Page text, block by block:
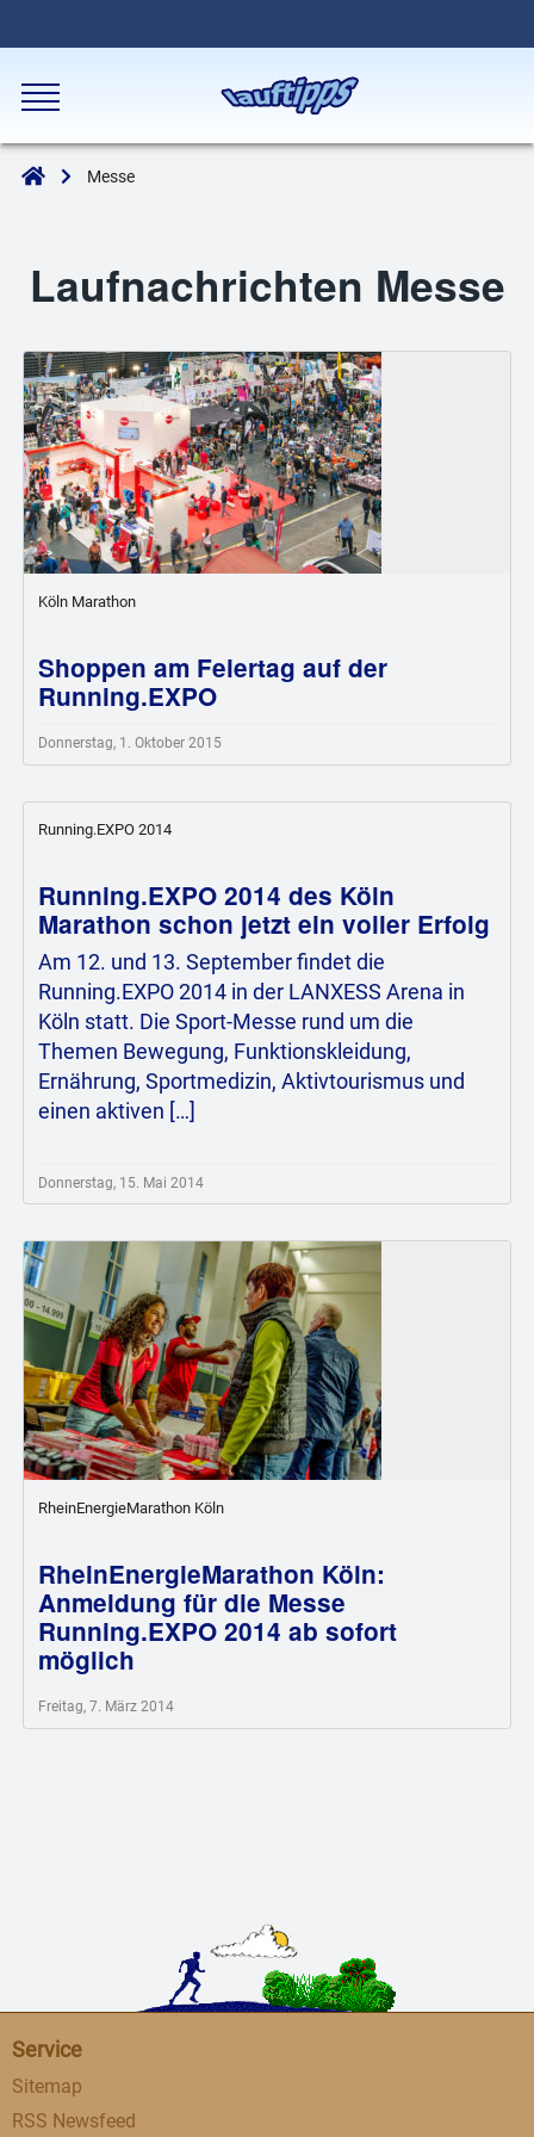
Messe
Laufnachrichten Messe
Köln Marathon
Shoppen am Feiertag auf der
Running.EXPO
Donnerstag, 1. Oktober 2015
Running.EXPO 2014
Running.EXPO 2014 des Köln
Marathon schon jetzt ein voller Erfolg
Am 12. und 13. September findet die
Running.EXPO 2014 in der LANXESS Arena in
Köln statt. Die Sport-Messe rund um die
Themen Bewegung, Funktionskleidung,
Ernährung, Sportmedizin, Aktivtourismus und
einen aktiven […]
Donnerstag, 15. Mai 2014
RheinEnergieMarathon Köln
RheinEnergieMarathon Köln:
Anmeldung für die Messe
Running.EXPO 2014 ab sofort
möglich
Freitag, 7. März 2014
Service
Sitemap
RSS Newsfeed